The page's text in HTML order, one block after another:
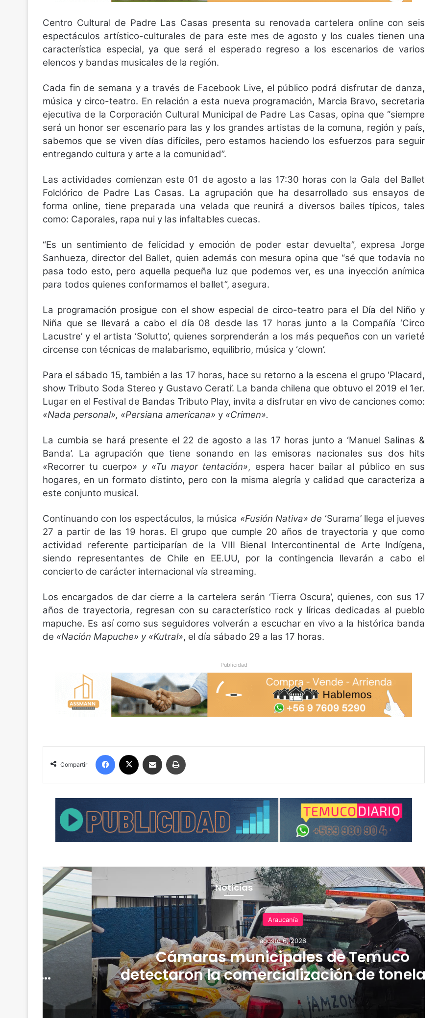
Centro Cultural de Padre Las Casas presenta su renovada cartelera online con seis
espectáculos artístico-culturales de para este mes de agosto y los cuales tienen una
característica especial, ya que será el esperado regreso a los escenarios de varios
elencos y bandas musicales de la región.
Cada fin de semana y a través de Facebook Live, el público podrá disfrutar de danza,
música y circo-teatro. En relación a esta nueva programación, Marcia Bravo, secretaria
ejecutiva de la Corporación Cultural Municipal de Padre Las Casas, opina que “siempre
será un honor ser escenario para las y los grandes artistas de la comuna, región y país,
sabemos que se viven días difíciles, pero estamos haciendo los esfuerzos para seguir
entregando cultura y arte a la comunidad”.
Las actividades comienzan este 01 de agosto a las 17:30 horas con la Gala del Ballet
Folclórico de Padre Las Casas. La agrupación que ha desarrollado sus ensayos de
forma online, tiene preparada una velada que reunirá a diversos bailes típicos, tales
como: Caporales, rapa nui y las infaltables cuecas.
“Es un sentimiento de felicidad y emoción de poder estar devuelta”, expresa Jorge
Sanhueza, director del Ballet, quien además con mesura opina que “sé que todavía no
pasa todo esto, pero aquella pequeña luz que podemos ver, es una inyección anímica
para todos quienes conformamos el ballet”, asegura.
La programación prosigue con el show especial de circo-teatro para el Día del Niño y
Niña que se llevará a cabo el día 08 desde las 17 horas junto a la Compañía ‘Circo
Lacustre’ y el artista ‘Solutto’, quienes sorprenderán a los más pequeños con un varieté
circense con técnicas de malabarismo, equilibrio, música y ‘clown’.
Para el sábado 15, también a las 17 horas, hace su retorno a la escena el grupo ‘Placard,
show Tributo Soda Stereo y Gustavo Cerati’. La banda chilena que obtuvo el 2019 el 1er.
Lugar en el Festival de Bandas Tributo Play, invita a disfrutar en vivo de canciones como:
«Nada personal», «Persiana americana» y «Crimen».
La cumbia se hará presente el 22 de agosto a las 17 horas junto a ‘Manuel Salinas &
Banda’. La agrupación que tiene sonando en las emisoras nacionales sus dos hits
«Recorrer tu cuerpo» y «Tu mayor tentación», espera hacer bailar al público en sus
hogares, en un formato distinto, pero con la misma alegría y calidad que caracteriza a
este conjunto musical.
Continuando con los espectáculos, la música «Fusión Nativa» de ‘Surama’ llega el jueves
27 a partir de las 19 horas. El grupo que cumple 20 años de trayectoria y que como
actividad referente participarían de la VIII Bienal Intercontinental de Arte Indígena,
siendo representantes de Chile en EE.UU, por la contingencia llevarán a cabo el
concierto de carácter internacional vía streaming.
Los encargados de dar cierre a la cartelera serán ‘Tierra Oscura’, quienes, con sus 17
años de trayectoria, regresan con su característico rock y líricas dedicadas al pueblo
mapuche. Es así como sus seguidores volverán a escuchar en vivo a la histórica banda
de «Nación Mapuche» y «Kutral», el día sábado 29 a las 17 horas.
Publicidad
Compartir
Noticias
Araucanía
agosto 6, 2026
Cámaras municipales de Temuco
detectaron la comercialización de tonelada
y media de mercadería asiática ilegal